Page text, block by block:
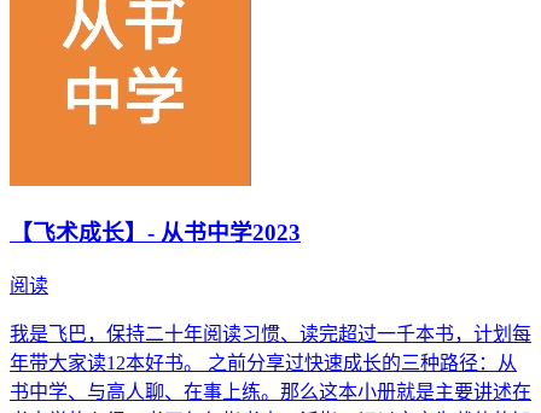
【飞术成长】- 从书中学2023
阅读
我是飞巴，保持二十年阅读习惯、读完超过一千本书，计划每
年带大家读12本好书。 之前分享过快速成长的三种路径：从
书中学、与高人聊、在事上练。那么这本小册就是主要讲述在